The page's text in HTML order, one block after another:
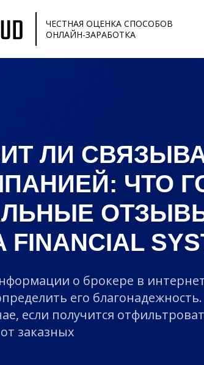
ЧЕСТНАЯ ОЦЕНКА СПОСОБОВ
ОНЛАЙН-ЗАРАБОТКА
ЛИ
ЧТО
FINANCIAL
о брокере в
его
если получится
заказных